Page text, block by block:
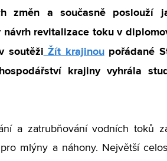
změn a současně poslouží
návrh revitalizace toku v
soutěži Žít krajinoupořádané
krajiny vyhrála
a zatrubňování vodních toků
mlýny a náhony. Největší